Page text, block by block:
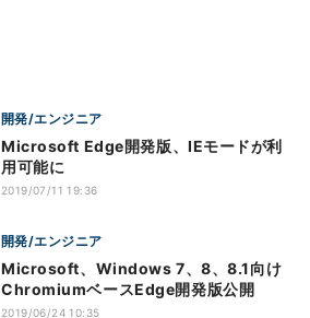
開発/エンジニア
Microsoft Edge開発版、IEモードが利
用可能に
2019/07/11 19:36
開発/エンジニア
Microsoft、Windows 7、8、8.1向け
ChromiumベースEdge開発版公開
2019/06/24 10:35